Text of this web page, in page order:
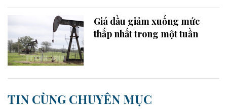
Giá dầu giảm xuống mức
thấp nhất trong một tuần
TIN CÙNG CHUYÊN MỤC